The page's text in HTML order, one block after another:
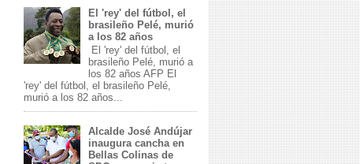
El 'rey' del fútbol, el
brasileño Pelé, murió
a los 82 años
El 'rey' del fútbol, el
brasileño Pelé, murió a
los 82 años AFP El
'rey' del fútbol, el brasileño Pelé,
murió a los 82 años...
Alcalde José Andújar
inaugura cancha en
Bellas Colinas de